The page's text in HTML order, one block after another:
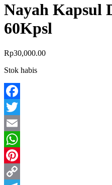
Nayah Kapsul
60Kpsl
Rp30,000.00
Stok habis
Facebook
Twitter
Email
WhatsApp
Pinterest